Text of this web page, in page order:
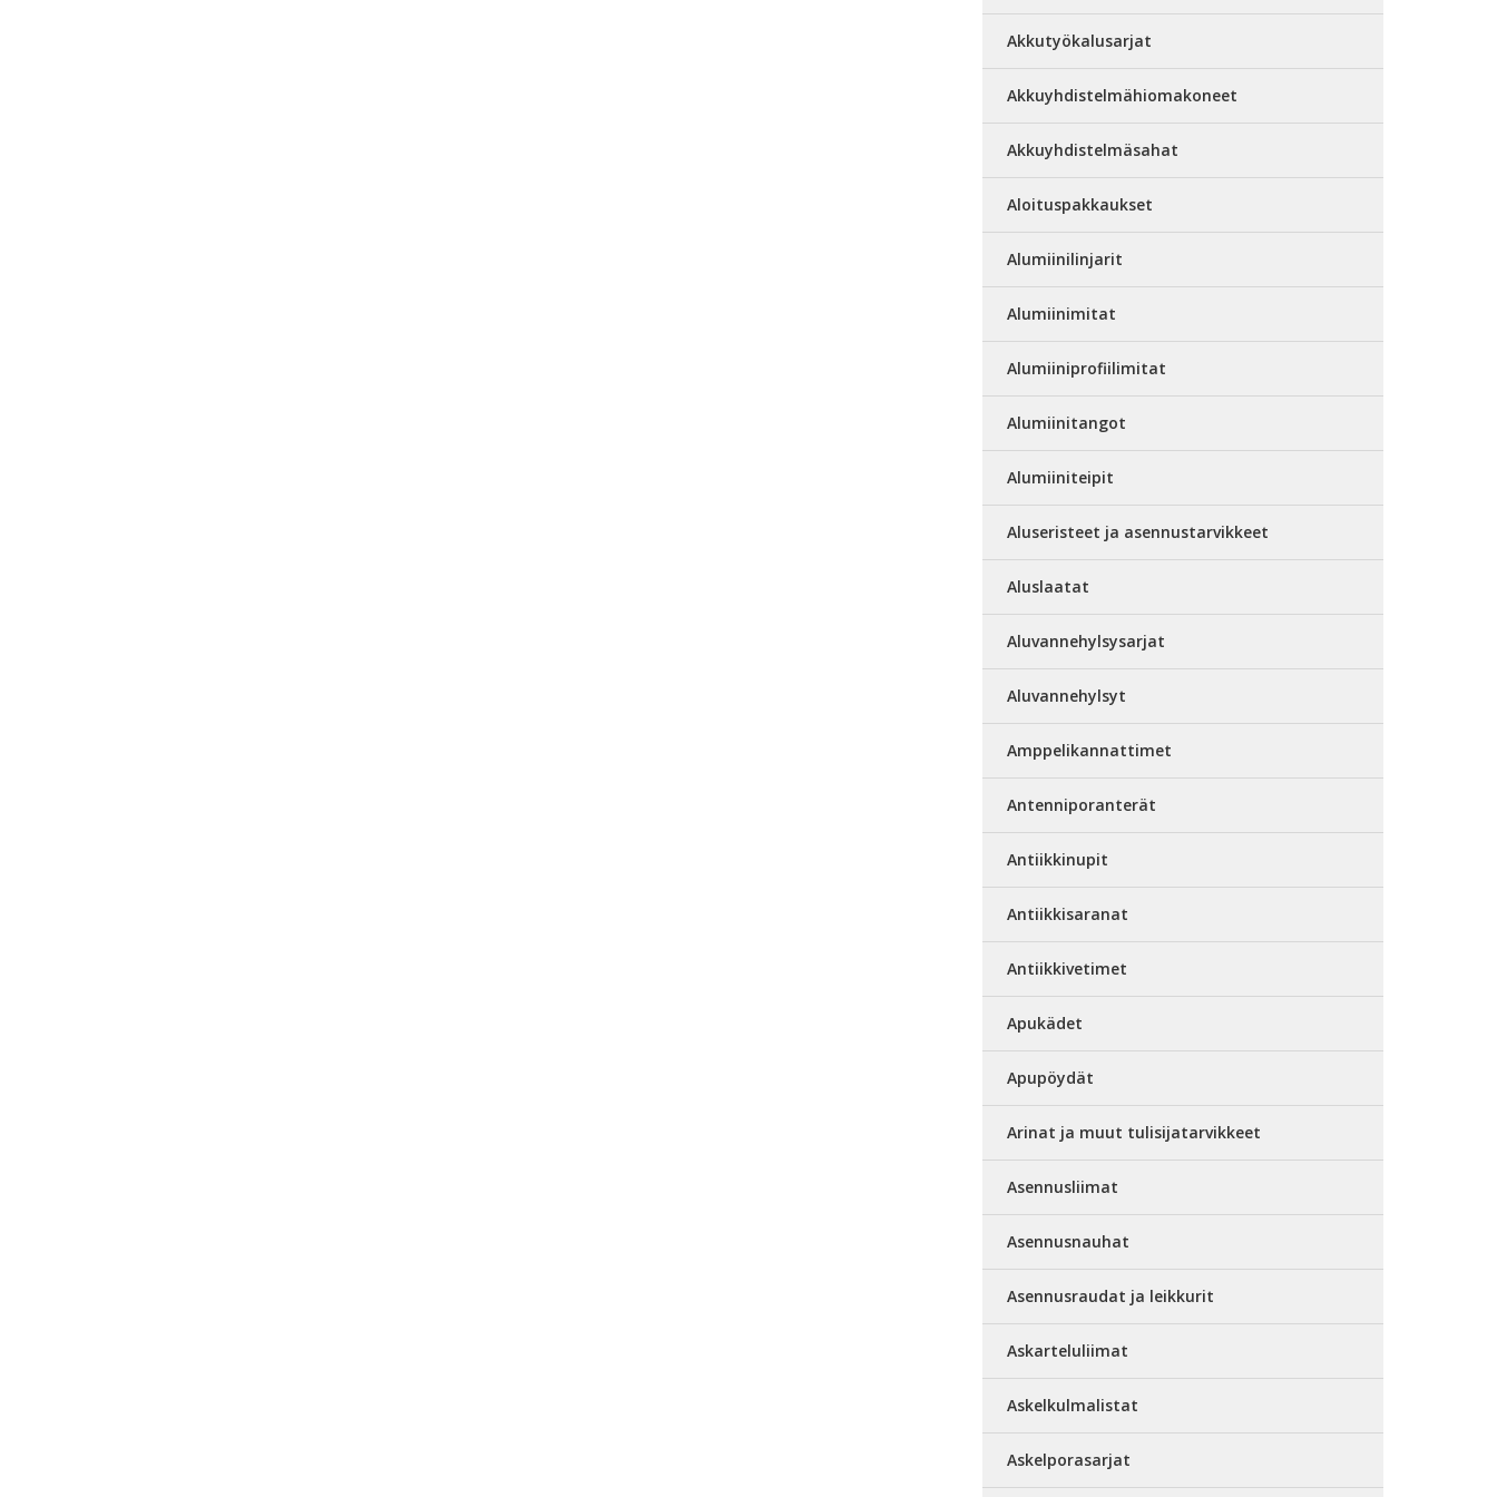
Akkutyökalusarjat
Akkuyhdistelmähiomakoneet
Akkuyhdistelmäsahat
Aloituspakkaukset
Alumiinilinjarit
Alumiinimitat
Alumiiniprofiilimitat
Alumiinitangot
Alumiiniteipit
Aluseristeet ja asennustarvikkeet
Aluslaatat
Aluvannehylsysarjat
Aluvannehylsyt
Amppelikannattimet
Antenniporanterät
Antiikkinupit
Antiikkisaranat
Antiikkivetimet
Apukädet
Apupöydät
Arinat ja muut tulisijatarvikkeet
Asennusliimat
Asennusnauhat
Asennusraudat ja leikkurit
Askarteluliimat
Askelkulmalistat
Askelporasarjat